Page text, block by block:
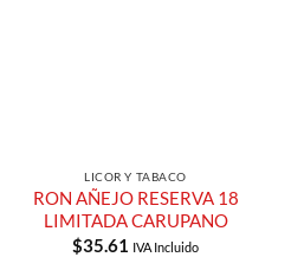
LICOR Y TABACO
RON AÑEJO RESERVA 18
LIMITADA CARUPANO
$35.61 IVA Incluido